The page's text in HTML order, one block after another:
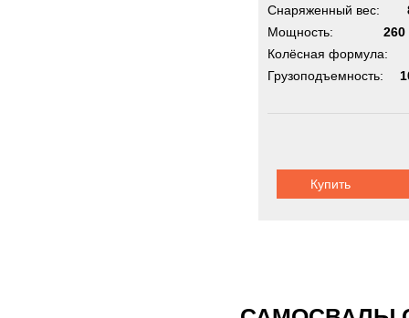
Снаряженный вес:
Мощность:
260
Колёсная формула:
Грузоподъемность:
Купить